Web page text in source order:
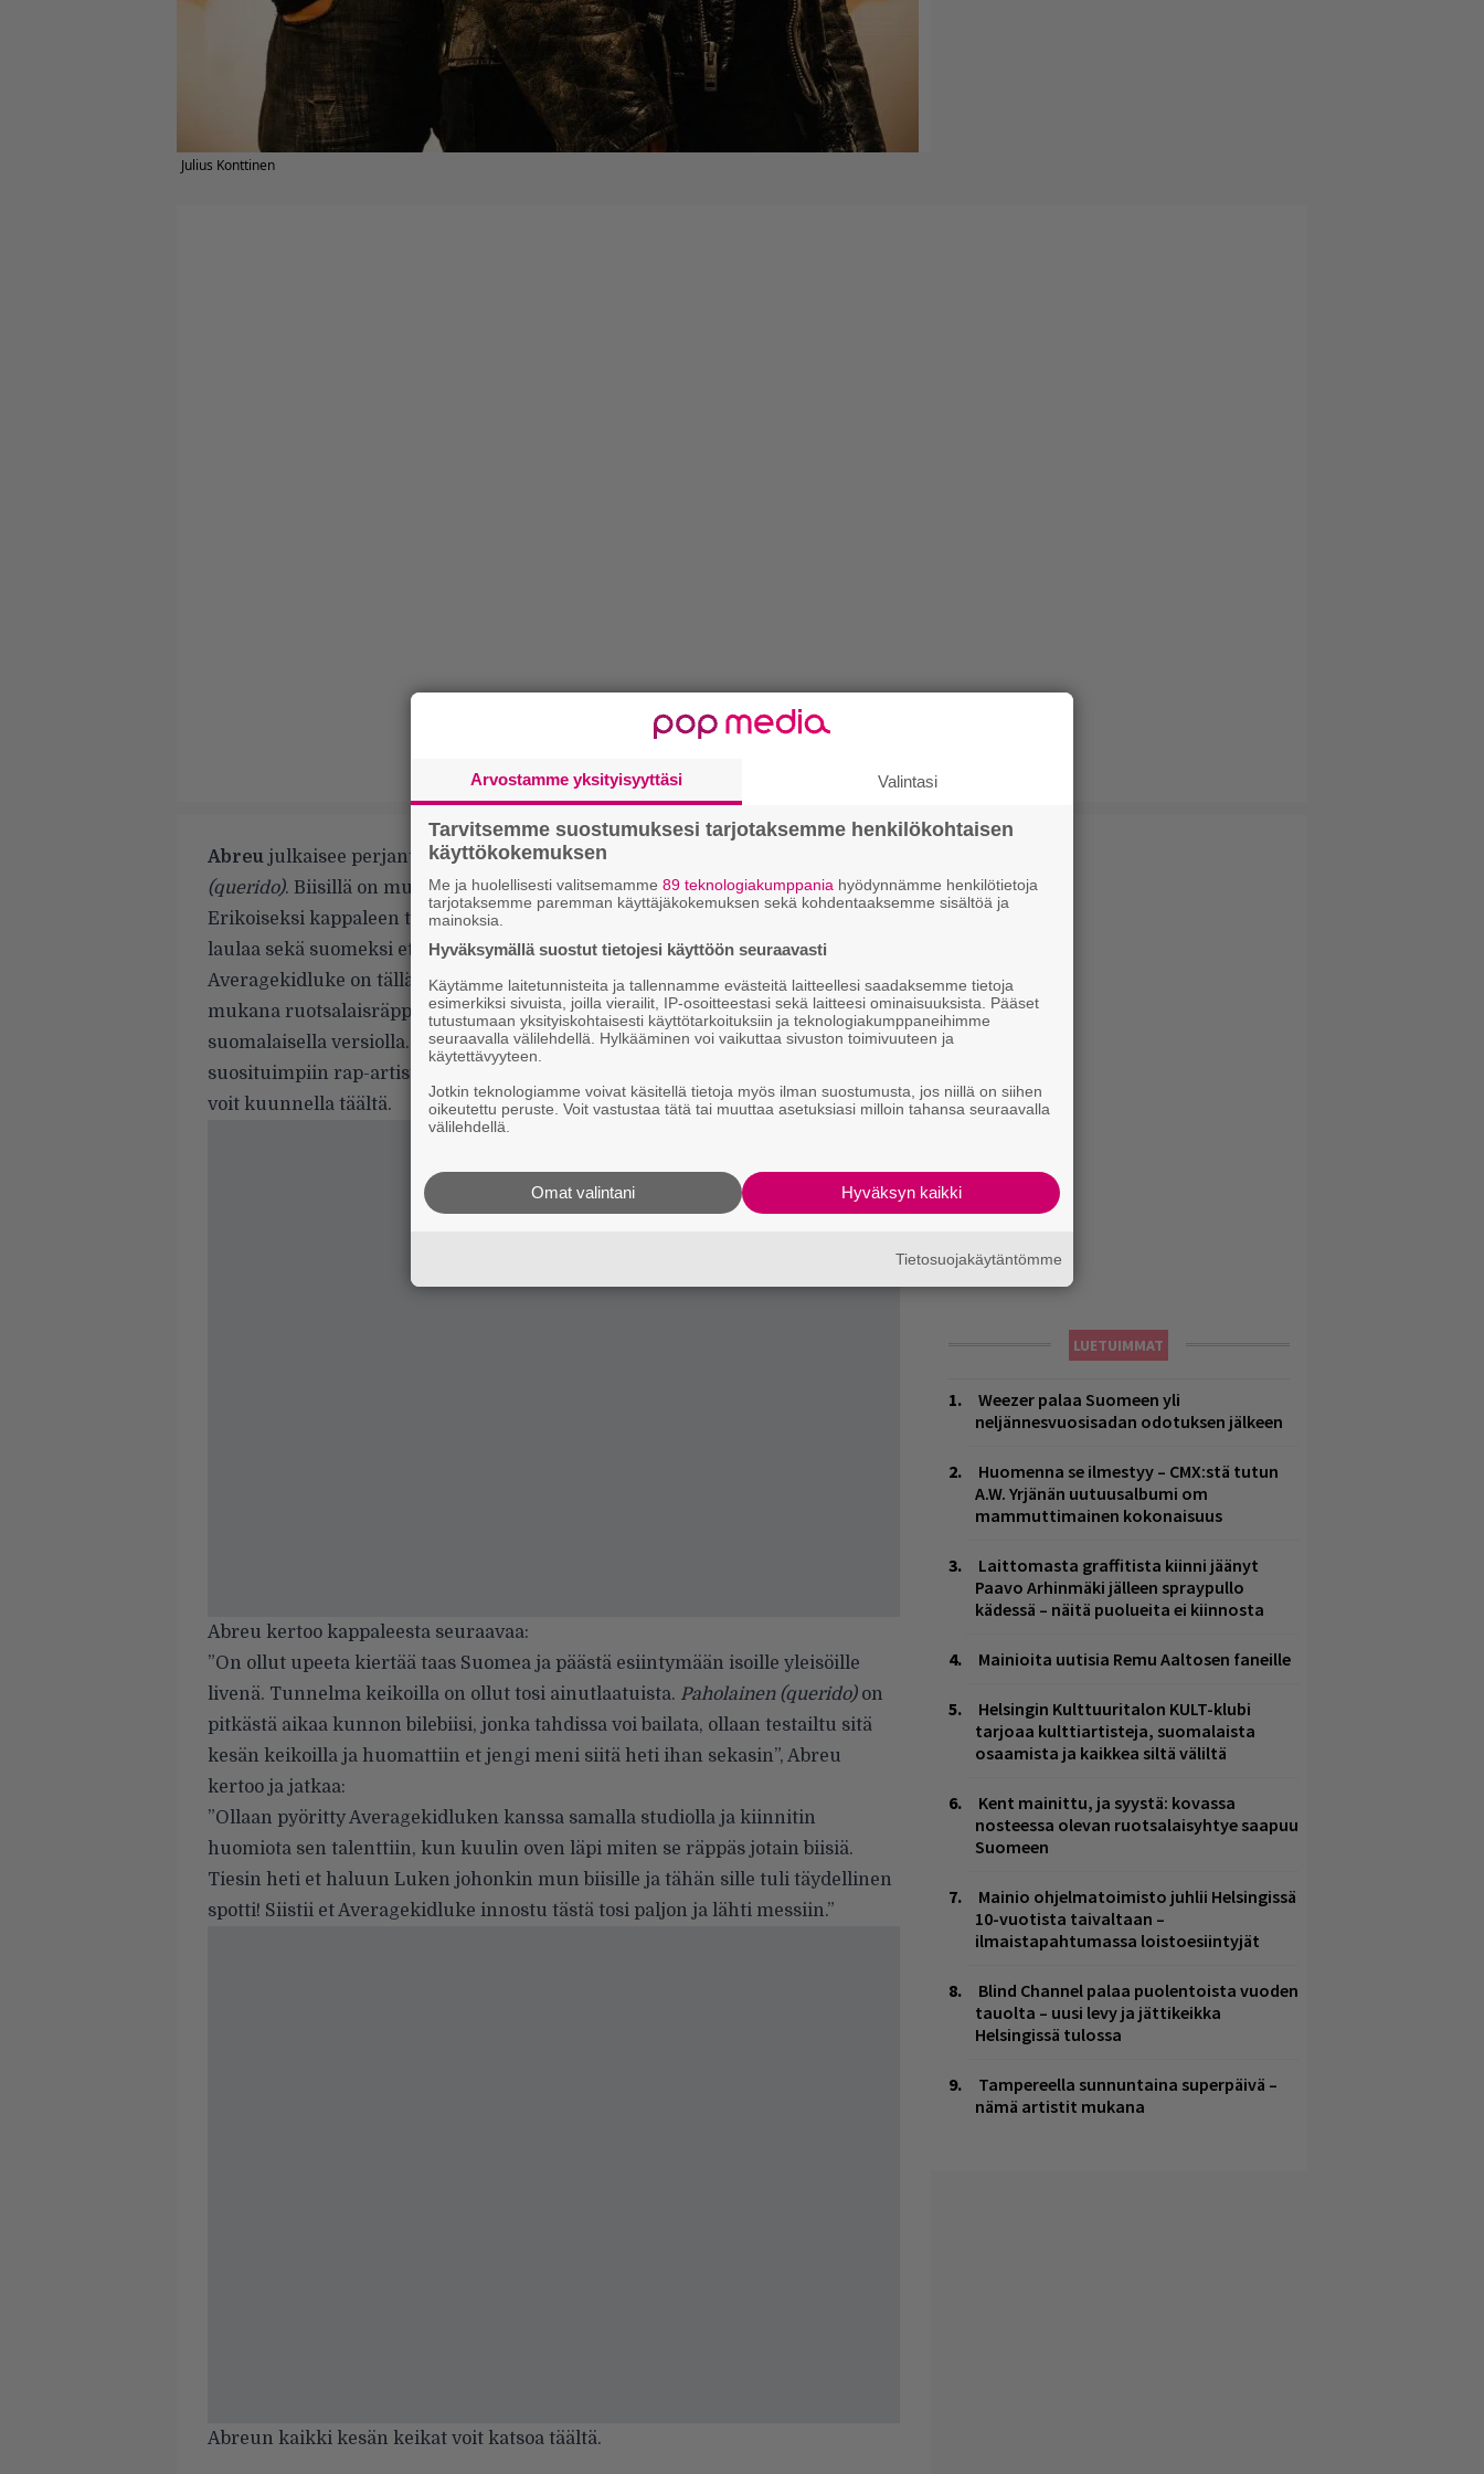
Julius Konttinen
Abreu julkaisee perjantaina 22. päivä heinäkuuta uuden singlen
(querido). Biisillä on mukanaAveragekidluke.
Erikoiseksi kappaleen tekee se, että sillä kuullaan peräti kolmea kieltä: Abreu
laulaa sekä suomeksi että portugaliksi ja Averagekidluke englanniksi.
Averagekidluke on tällä hetkellä kovassa nosteessa. Hän on muun muassa
mukana ruotsalaisräppäri A36:n jättihitinSamma gamla vanligan
suomalaisella versiolla. Kyseisellä versioinnilla kuullaan myös Suomen
suosituimpiin rap-artisteihin lukeutuvia
voit kuunnella täältä.
Abreu kertoo kappaleesta seuraavaa:
”On ollut upeeta kiertää taas Suomea ja päästä esiintymään isoille yleisöille
livenä. Tunnelma keikoilla on ollut tosi ainutlaatuista. Paholainen (querido)on
pitkästä aikaa kunnon bilebiisi, jonka tahdissa voi bailata, ollaan testailtu sitä
kesän keikoilla ja huomattiin et jengi meni siitä heti ihan sekasin”, Abreu
kertoo ja jatkaa:
”Ollaan pyöritty Averagekidluken kanssa samalla studiolla ja kiinnitin
huomiota sen talenttiin, kun kuulin oven läpi miten se räppäs jotain biisiä.
Tiesin heti et haluun Luken johonkin mun biisille ja tähän sille tuli täydellinen
spotti! Siistii et Averagekidluke innostu tästä tosi paljon ja lähti messiin.”
Abreun kaikki kesän keikat voit katsoa täältä.
LUETUIMMAT
Weezer palaa Suomeen yli
neljännesvuosisadan odotuksen jälkeen
Huomenna se ilmestyy – CMX:stä tutun
A.W. Yrjänän uutuusalbumi om
mammuttimainen kokonaisuus
Laittomasta graffitista kiinni jäänyt
Paavo Arhinmäki jälleen spraypullo
kädessä – näitä puolueita ei kiinnosta
Mainioita uutisia Remu Aaltosen faneille
Helsingin Kulttuuritalon KULT-klubi
tarjoaa kulttiartisteja, suomalaista
osaamista ja kaikkea siltä väliltä
Kent mainittu, ja syystä: kovassa
nosteessa olevan ruotsalaisyhtye saapuu
Suomeen
Mainio ohjelmatoimisto juhlii Helsingissä
10-vuotista taivaltaan –
ilmaistapahtumassa loistoesiintyjät
Blind Channel palaa puolentoista vuoden
tauolta – uusi levy ja jättikeikka
Helsingissä tulossa
Tampereella sunnuntaina superpäivä –
nämä artistit mukana
Arvostamme yksityisyyttäsi Valintasi
Tarvitsemme suostumuksesi tarjotaksemme henkilökohtaisen
käyttökokemuksen
Me ja huolellisesti valitsemamme 89 teknologiakumppania hyödynnämme henkilötietoja
tarjotaksemme paremman käyttäjäkokemuksen sekä kohdentaaksemme sisältöä ja
mainoksia.
Hyväksymällä suostut tietojesi käyttöön seuraavasti
Käytämme laitetunnisteita ja tallennamme evästeitä laitteellesi saadaksemme tietoja
esimerkiksi sivuista, joilla vierailit, IP-osoitteestasi sekä laitteesi ominaisuuksista. Pääset
tutustumaan yksityiskohtaisesti käyttötarkoituksiin ja teknologiakumppaneihimme
seuraavalla välilehdellä. Hylkääminen voi vaikuttaa sivuston toimivuuteen ja
käytettävyyteen.
Jotkin teknologiamme voivat käsitellä tietoja myös ilman suostumusta, jos niillä on siihen
oikeutettu peruste. Voit vastustaa tätä tai muuttaa asetuksiasi milloin tahansa seuraavalla
välilehdellä.
Hyväksyn kaikki
Omat valintani
Tietosuojakäytäntömme